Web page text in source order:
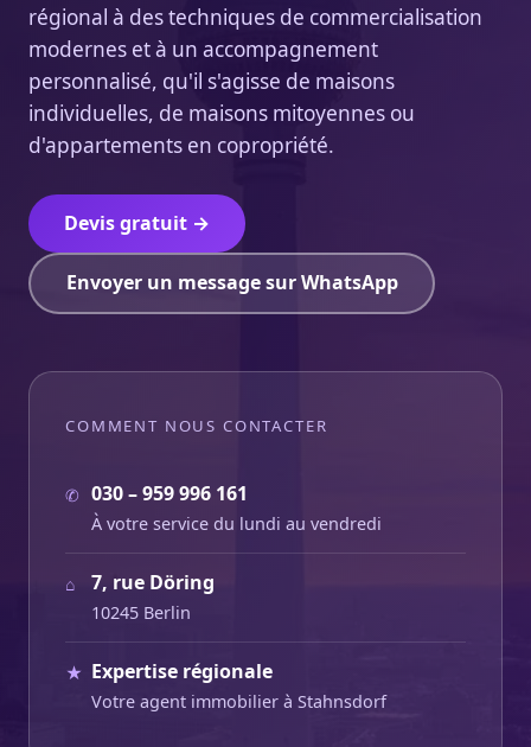
régional à des techniques de commercialisation
modernes et à un accompagnement
personnalisé, qu'il s'agisse de maisons
individuelles, de maisons mitoyennes ou
d'appartements en copropriété.
Devis gratuit →
Envoyer un message sur WhatsApp
COMMENT NOUS CONTACTER
✆ 030 – 959 996 161
À votre service du lundi au vendredi
⌂ 7, rue Döring
10245 Berlin
★ Expertise régionale
Votre agent immobilier à Stahnsdorf